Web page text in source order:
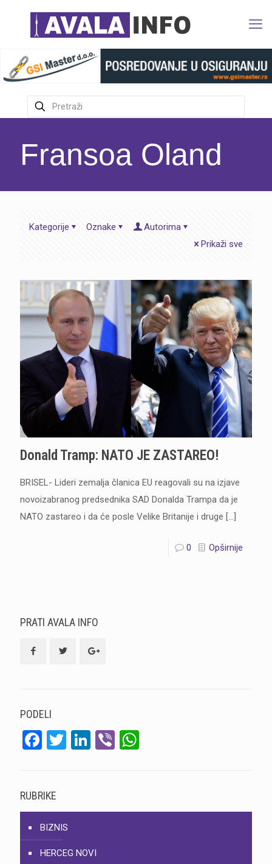
Fransoa Oland
Kategorije Oznake
Autorima
Prikaži sve
Donald Tramp: NATO JE ZASTAREO!
BRISEL- Lideri zemalja članica EU reagovali su na izjave
novoizabranog predsednika SAD Donalda Trampa da je
NATO zastareo i da će posle Velike Britanije i druge […]
0 Opširnije
PRATI AVALA INFO
PODELI
Facebook
Twitter
LinkedIn
Viber
RUBRIKE
BIZNIS
HERCEG NOVI